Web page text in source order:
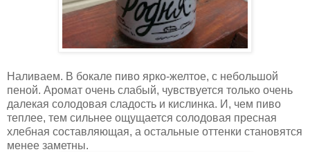
Наливаем. В бокале пиво ярко-желтое, с небольшой
пеной. Аромат очень слабый, чувствуется только очень
далекая солодовая сладость и кислинка. И, чем пиво
теплее, тем сильнее ощущается солодовая пресная
хлебная составляющая, а остальные оттенки становятся
менее заметны.